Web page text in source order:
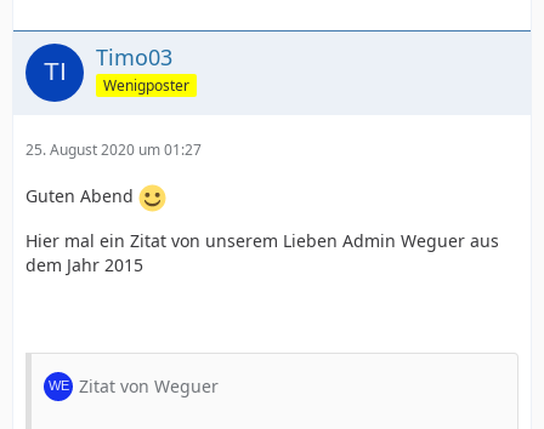
Timo03
Wenigposter
25. August 2020 um 01:27
Guten Abend
Hier mal ein Zitat von unserem Lieben Admin Weguer aus
dem Jahr 2015
Zitat von Weguer